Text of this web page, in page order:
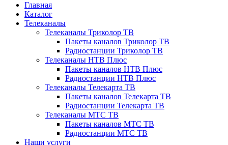
Главная
Каталог
Телеканалы
Телеканалы Триколор ТВ
Пакеты каналов Триколор ТВ
Радиостанции Триколор ТВ
Телеканалы НТВ Плюс
Пакеты каналов НТВ Плюс
Радиостанции НТВ Плюс
Телеканалы Телекарта ТВ
Пакеты каналов Телекарта ТВ
Радиостанции Телекарта ТВ
Телеканалы МТС ТВ
Пакеты каналов МТС ТВ
Радиостанции МТС ТВ
Наши услуги